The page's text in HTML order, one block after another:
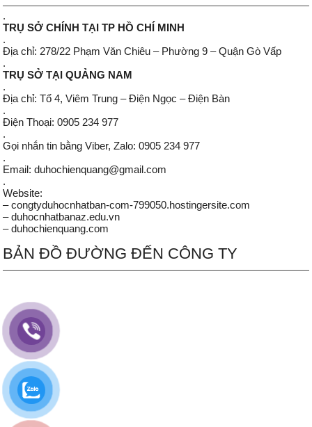
.
TRỤ SỞ CHÍNH TẠI TP HỒ CHÍ MINH
.
Địa chỉ: 278/22 Phạm Văn Chiêu – Phường 9 – Quận Gò Vấp
.
TRỤ SỞ TẠI QUẢNG NAM
.
Địa chỉ: Tổ 4, Viêm Trung – Điện Ngọc – Điện Bàn
.
Điện Thoại: 0905 234 977
.
Gọi nhắn tin bằng Viber, Zalo: 0905 234 977
.
Email: duhochienquang@gmail.com
.
Website:
– congtyduhocnhatban-com-799050.hostingersite.com
– duhocnhatbanaz.edu.vn
– duhochienquang.com
BẢN ĐỒ ĐƯỜNG ĐẾN CÔNG TY